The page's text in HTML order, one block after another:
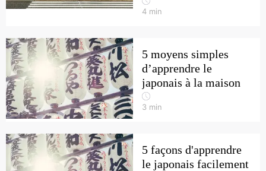
4 min
5 moyens simples
d’apprendre le
japonais à la maison
3 min
5 façons d'apprendre
le japonais facilement